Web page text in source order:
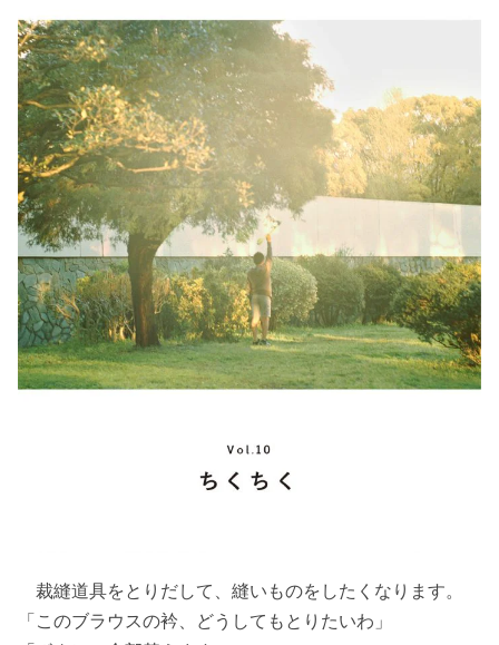
裁縫道具をとりだして、縫いものをしたくなります。
「このブラウスの衿、どうしてもとりたいわ」